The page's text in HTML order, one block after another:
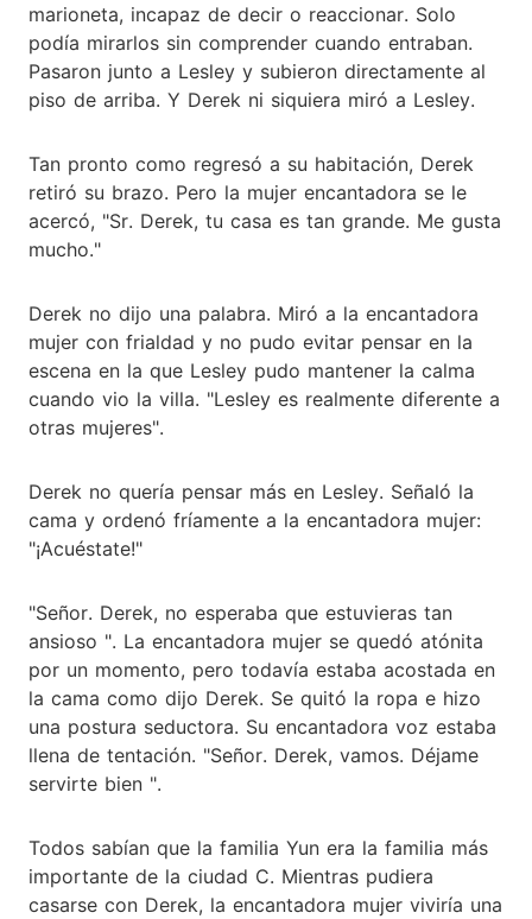
marioneta, incapaz de decir o reaccionar. Solo
podía mirarlos sin comprender cuando entraban.
Pasaron junto a Lesley y subieron directamente al
piso de arriba. Y Derek ni siquiera miró a Lesley.
Tan pronto como regresó a su habitación, Derek
retiró su brazo. Pero la mujer encantadora se le
acercó, "Sr. Derek, tu casa es tan grande. Me gusta
mucho."
Derek no dijo una palabra. Miró a la encantadora
mujer con frialdad y no pudo evitar pensar en la
escena en la que Lesley pudo mantener la calma
cuando vio la villa. "Lesley es realmente diferente a
otras mujeres".
Derek no quería pensar más en Lesley. Señaló la
cama y ordenó fríamente a la encantadora mujer:
"¡Acuéstate!"
"Señor. Derek, no esperaba que estuvieras tan
ansioso ". La encantadora mujer se quedó atónita
por un momento, pero todavía estaba acostada en
la cama como dijo Derek. Se quitó la ropa e hizo
una postura seductora. Su encantadora voz estaba
llena de tentación. "Señor. Derek, vamos. Déjame
servirte bien ".
Todos sabían que la familia Yun era la familia más
importante de la ciudad C. Mientras pudiera
casarse con Derek, la encantadora mujer viviría una